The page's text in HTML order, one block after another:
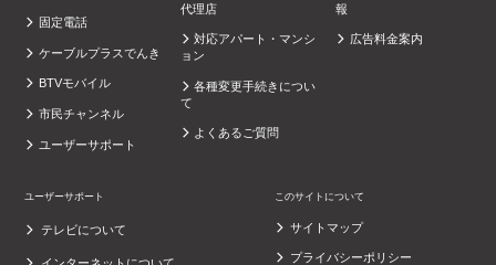
固定電話
ケーブルプラスでんき
BTVモバイル
市民チャンネル
ユーザーサポート
代理店
対応アパート・マンシ
ョン
各種変更手続きについ
て
よくあるご質問
報
広告料金案内
ユーザーサポート
テレビについて
このサイトについて
サイトマップ
プライバシーポリシー